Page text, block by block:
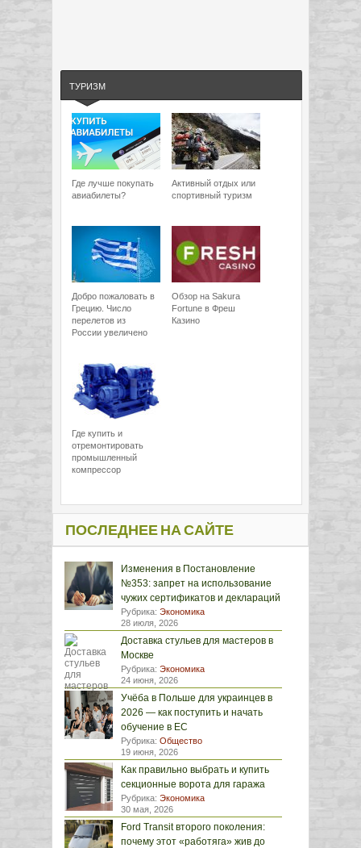
ТУРИЗМ
Где лучше покупать
авиабилеты?
Активный отдых или
спортивный туризм
Добро пожаловать в
Грецию. Число
перелетов из
России увеличено
Обзор на Sakura
Fortune в Фреш
Казино
Где купить и
отремонтировать
промышленный
компрессор
ПОСЛЕДНЕЕ НА САЙТЕ
Изменения в Постановление
№353: запрет на использование
чужих сертификатов и деклараций
Рубрика: Экономика
28 июля, 2026
Доставка стульев для мастеров в
Москве
Рубрика: Экономика
24 июня, 2026
Учёба в Польше для украинцев в
2026 — как поступить и начать
обучение в ЕС
Рубрика: Общество
19 июня, 2026
Как правильно выбрать и купить
секционные ворота для гаража
Рубрика: Экономика
30 мая, 2026
Ford Transit второго поколения:
почему этот «работяга» жив до